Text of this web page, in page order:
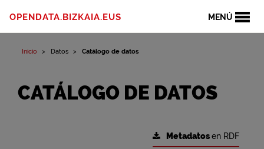
MENÚ
OPENDATA.BIZKAIA.EUS
Inicio Datos Catálogo de datos
CATÁLOGO DE DATOS
Metadatosen RDF